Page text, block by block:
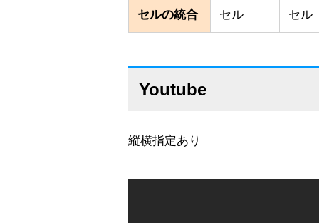
セルの統合 セル セル
Youtube
縦横指定あり